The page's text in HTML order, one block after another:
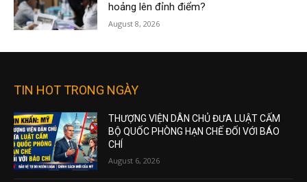
hoảng lên đỉnh điểm?
August 8, 2026
TIN HOT TRONG NGÀY
THƯỢNG VIỆN DÂN CHỦ ĐƯA LUẬT CẤM
BỘ QUỐC PHÒNG HẠN CHẾ ĐỐI VỚI BÁO
CHÍ
August 6, 2026